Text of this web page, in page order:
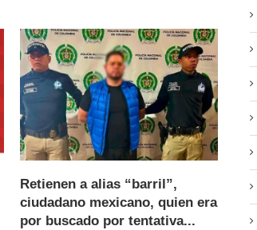
Retienen a alias “barril”,
ciudadano mexicano, quien era
por buscado por tentativa...